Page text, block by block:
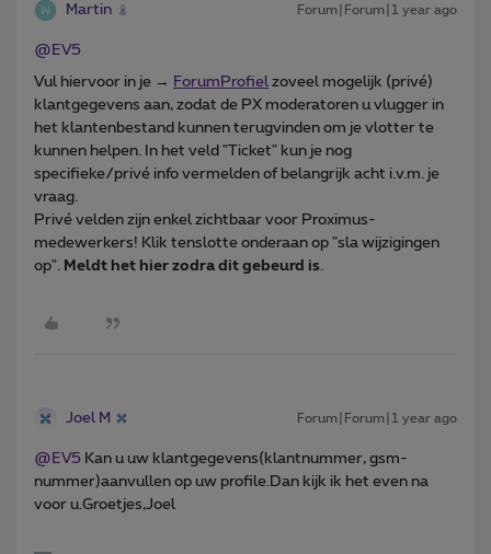
Martin Forum|Forum|1 year ago
@EV5
Vul hiervoor in je → ForumProfiel zoveel mogelijk (privé)
klantgegevens aan, zodat de PX moderatoren u vlugger in
het klantenbestand kunnen terugvinden om je vlotter te
kunnen helpen. In het veld "Ticket" kun je nog
specifieke/privé info vermelden of belangrijk acht i.v.m. je
vraag.
Privé velden zijn enkel zichtbaar voor Proximus-
medewerkers! Klik tenslotte onderaan op "sla wijzigingen
op".
Meldt het hier zodra dit gebeurd is
Joel M Forum|Forum|1 year ago
@EV5 Kan u uw klantgegevens(klantnummer, gsm-
nummer)aanvullen op uw profile.Dan kijk ik het even na
voor u.Groetjes,Joel